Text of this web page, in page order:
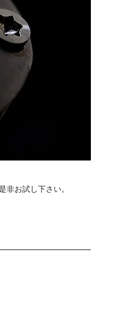
非お試し下さい。